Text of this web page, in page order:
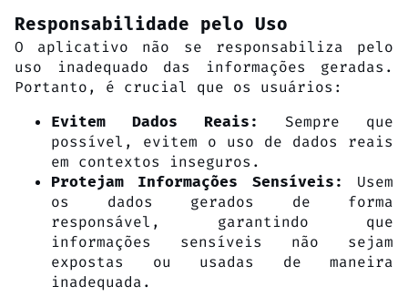
Responsabilidade pelo Uso
O aplicativo não se responsabiliza pelo
uso inadequado das informações geradas.
Portanto, é crucial que os usuários:
Evitem Dados Reais:
Sempre que
possível, evitem o uso de dados reais
em contextos inseguros.
Protejam Informações Sensíveis:
Usem
os dados gerados de forma
responsável, garantindo que
informações sensíveis não sejam
expostas ou usadas de maneira
inadequada.